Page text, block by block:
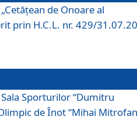
de Onoare al
prin H.C.L. nr. 429/
Sporturilor “Dumitru
de Înot “Mihai